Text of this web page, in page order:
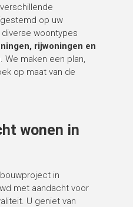
op uw
woontypes
rijwoningen en
. We maken een plan,
op maat van de
wonen in
in
met aandacht voor
U geniet van